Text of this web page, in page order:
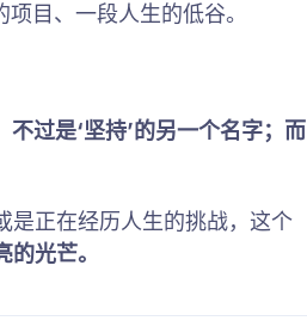
目、一段人生的低谷。
过是‘坚持’的另一个名字；而
是正在经历人生的挑战，这个
光芒。